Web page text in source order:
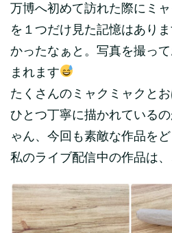
万博へ初めて訪れた際にミ
を１つだけ見た記憶はあり
かったなぁと。写真を撮っ
まれます
たくさんのミャクミャクと
ひとつ丁寧に描かれている
ゃん、今回も素敵な作品を
私のライブ配信中の作品は